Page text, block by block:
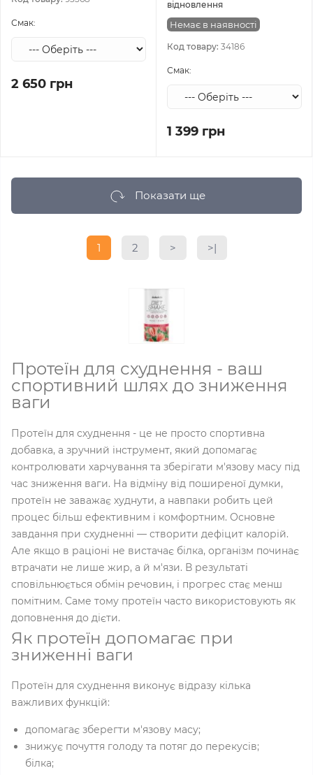
Смак:
2 650 грн
відновлення
Немає в наявності
Код товару: 34186
Смак:
1 399 грн
Показати ще
1 2 > >|
Протеїн для схуднення - ваш
спортивний шлях до зниження
ваги
Протеїн для схуднення - це не просто спортивна
добавка, а зручний інструмент, який допомагає
контролювати харчування та зберігати м'язову масу під
час зниження ваги. На відміну від поширеної думки,
протеїн не заважає худнути, а навпаки робить цей
процес більш ефективним і комфортним. Основне
завдання при схудненні — створити дефіцит калорій.
Але якщо в раціоні не вистачає білка, організм починає
втрачати не лише жир, а й м'язи. В результаті
сповільнюється обмін речовин, і прогрес стає менш
помітним. Саме тому протеїн часто використовують як
доповнення до дієти.
Як протеїн допомагає при
зниженні ваги
Протеїн для схуднення виконує відразу кілька
важливих функцій:
допомагає зберегти м'язову масу;
знижує почуття голоду та потяг до перекусів;
білка;